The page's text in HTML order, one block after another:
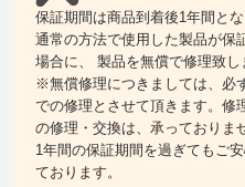
保証期間は商品到着後1年間とな
通常の方法で使用した製品が保
場合に、 製品を無償で修理致し
※無償修理につきましては、必
での修理とさせて頂きます。修
の修理・交換は、承っておりま
1年間の保証期間を過ぎてもご
ております。